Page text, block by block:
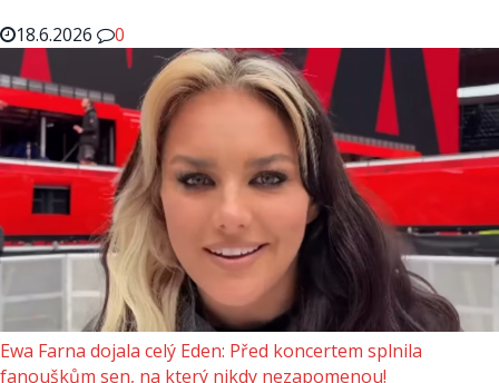
18.6.2026
0
Ewa Farna dojala celý Eden: Před koncertem splnila
fanouškům sen, na který nikdy nezapomenou!